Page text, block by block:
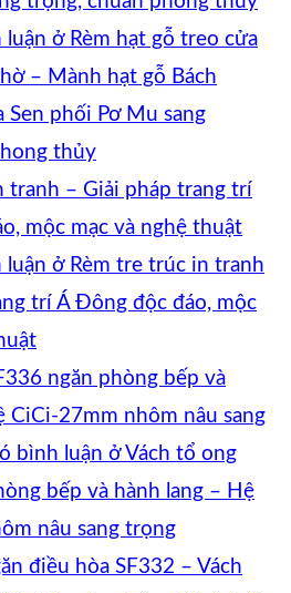
luận ở Rèm hạt gỗ treo cửa
– Mành hạt gỗ Bách
Sen phối Pơ Mu sang
thủy
tranh – Giải pháp trang trí
mộc mạc và nghệ thuật
luận ở Rèm tre trúc in tranh
trí Á Đông độc đáo, mộc
ngăn phòng bếp và
CiCi-27mm nhôm nâu sang
bình luận ở Vách tổ ong
bếp và hành lang – Hệ
nâu sang trọng
điều hòa SF332 – Vách